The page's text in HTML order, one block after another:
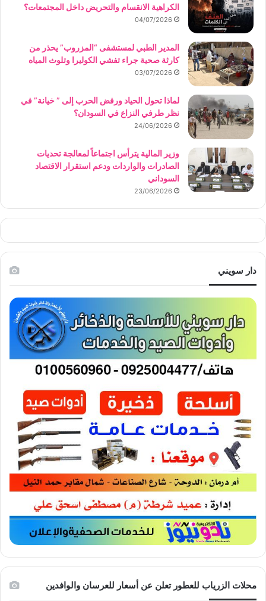
الكراهية الانقسام والتحريض داخل المجتمعات؟
04/07/2026
المدير الطبي لمستشفى “المزروب” يحذر من
كارثة صحية جراء تفشي الكوليرا وتلوث المياه
03/07/2026
لماذا تحول الحياد ورفض الحرب إلى ” خيانة” في
نظر طرفي النزاع في السودان؟
24/06/2026
وزير المالية يترأس اجتماعاً لمعالجة تحديات
الصادرات والواردات ودعم استقرار الاقتصاد
السوداني
23/06/2026
دار سويني
محلات الزرياب للعطور تعلن عن أسعار للعرسان والوافدين